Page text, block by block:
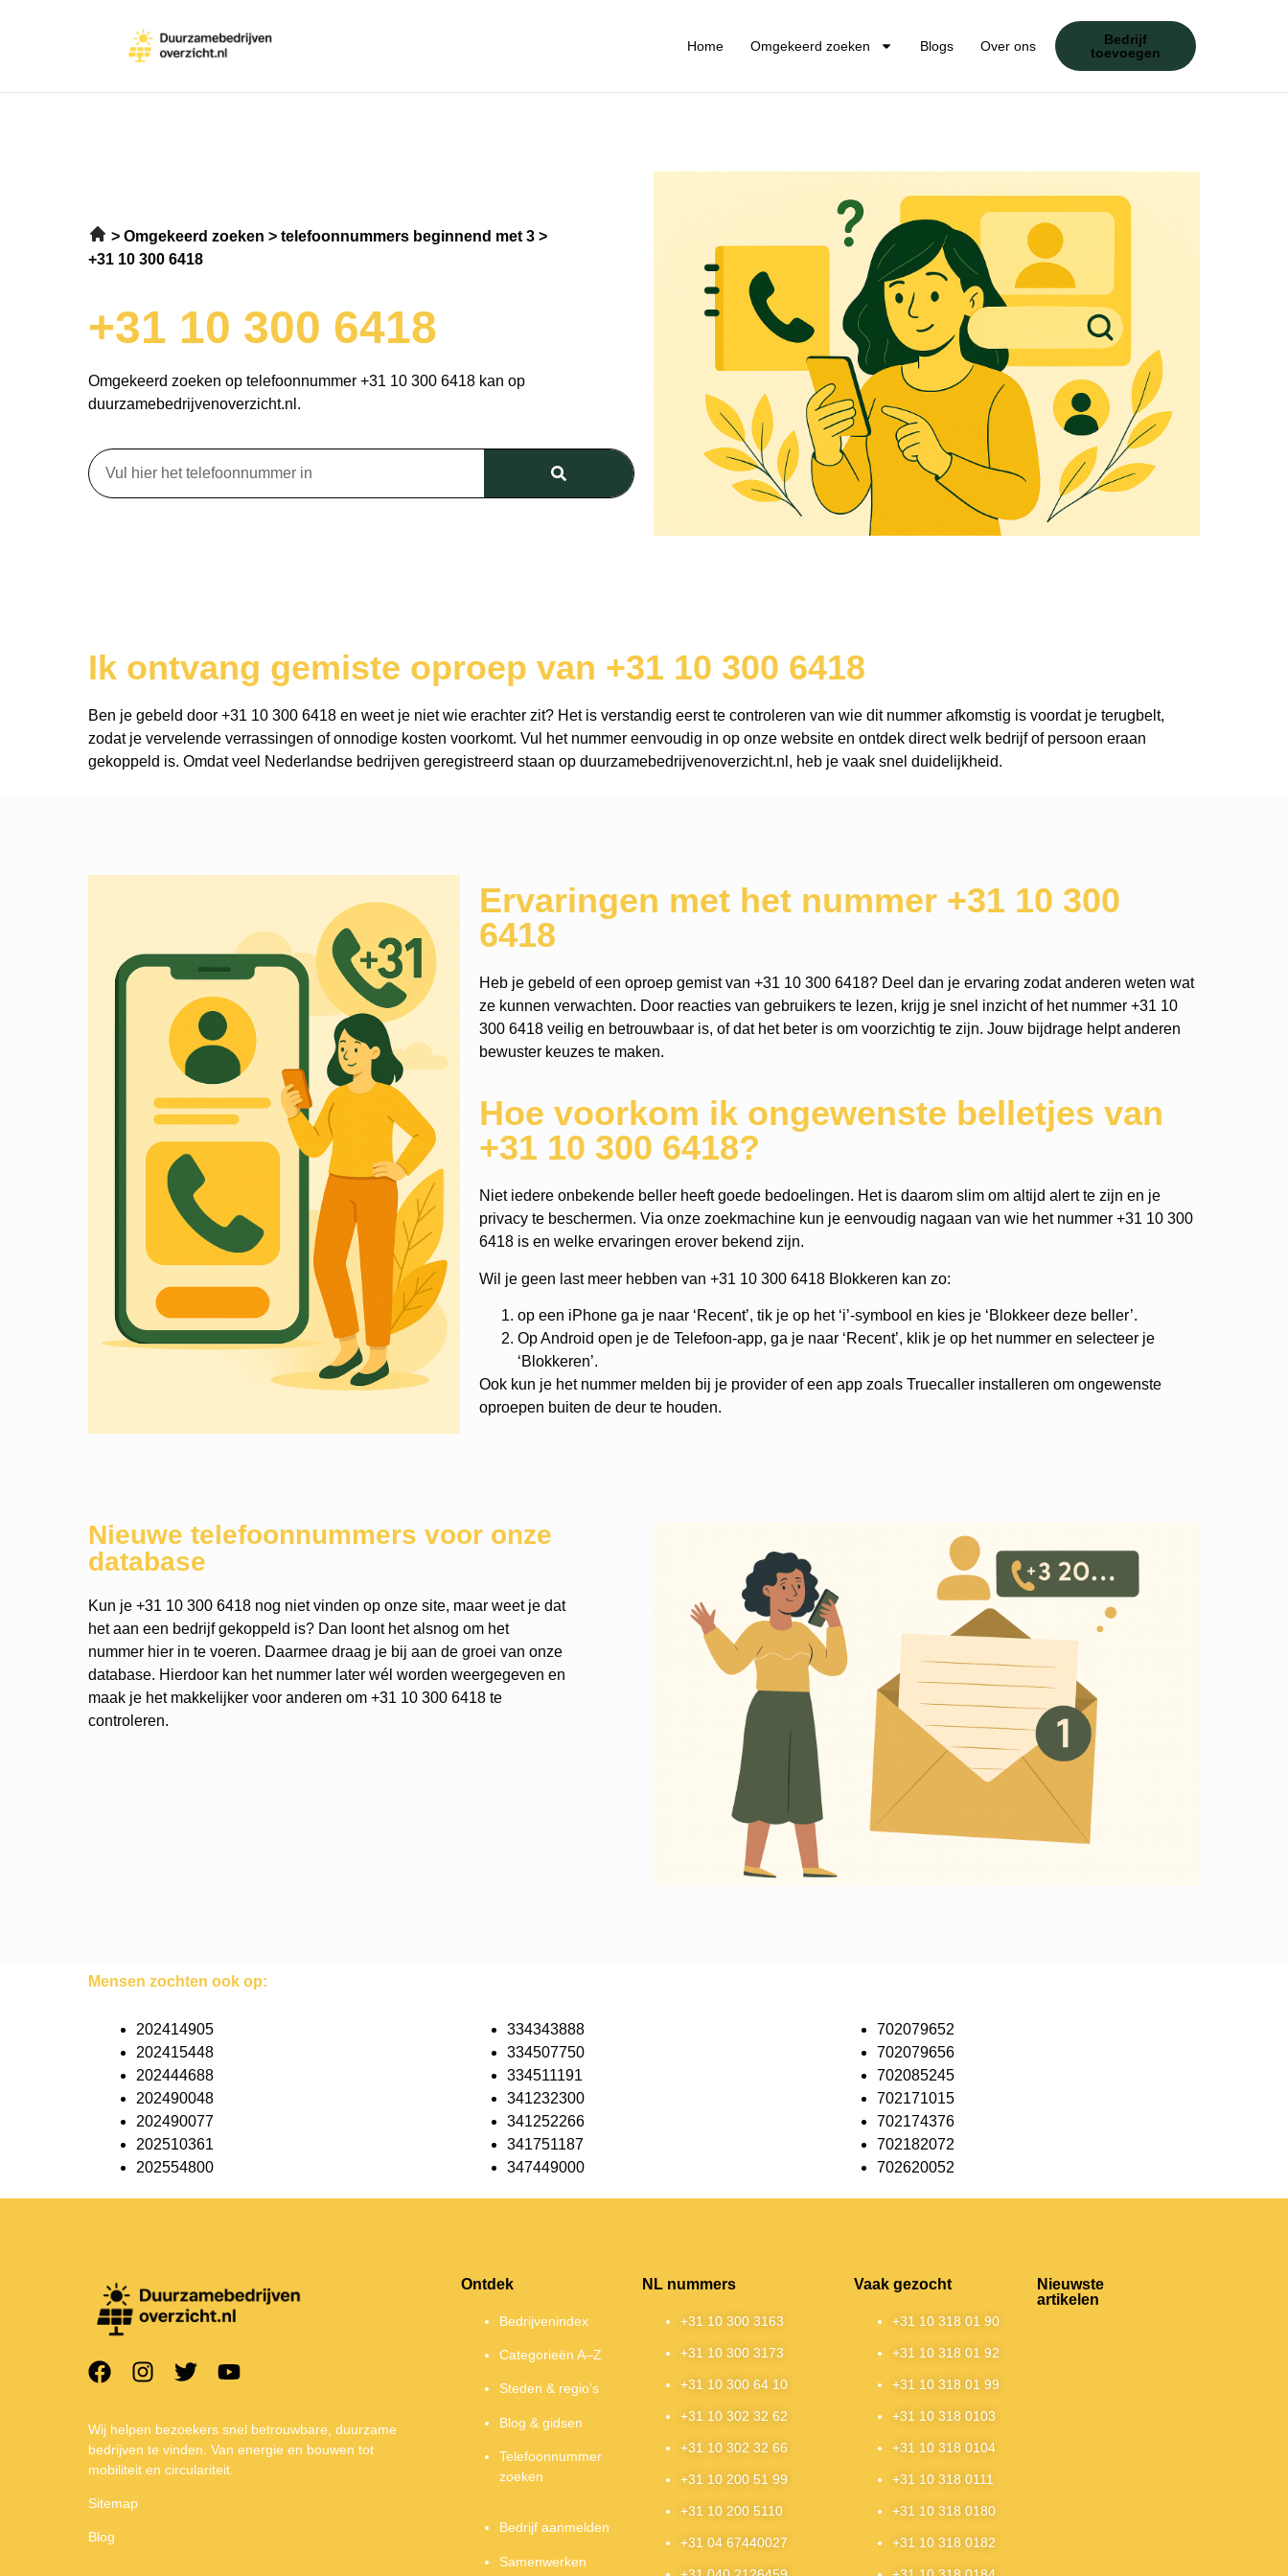
Home Omgekeerd zoeken Blogs Over ons
Bedrijf
toevoegen
Omgekeerd zoeken
telefoonnummers beginnend met 3
+31 10 300 6418
+31 10 300 6418
Omgekeerd zoeken op telefoonnummer +31 10 300 6418 kan op
duurzamebedrijvenoverzicht.nl.
Ik ontvang gemiste oproep van +31 10 300 6418
Ben je gebeld door +31 10 300 6418 en weet je niet wie erachter zit? Het is verstandig eerst te controleren van wie dit nummer afkomstig is voordat je terugbelt,
zodat je vervelende verrassingen of onnodige kosten voorkomt. Vul het nummer eenvoudig in op onze website en ontdek direct welk bedrijf of persoon eraan
gekoppeld is. Omdat veel Nederlandse bedrijven geregistreerd staan op duurzamebedrijvenoverzicht.nl, heb je vaak snel duidelijkheid.
Ervaringen met het nummer +31 10 300
6418
Heb je gebeld of een oproep gemist van +31 10 300 6418? Deel dan je ervaring zodat anderen weten wat
ze kunnen verwachten. Door reacties van gebruikers te lezen, krijg je snel inzicht of het nummer +31 10
300 6418 veilig en betrouwbaar is, of dat het beter is om voorzichtig te zijn. Jouw bijdrage helpt anderen
bewuster keuzes te maken.
Hoe voorkom ik ongewenste belletjes van
+31 10 300 6418?
Niet iedere onbekende beller heeft goede bedoelingen. Het is daarom slim om altijd alert te zijn en je
privacy te beschermen. Via onze zoekmachine kun je eenvoudig nagaan van wie het nummer +31 10 300
6418 is en welke ervaringen erover bekend zijn.
Wil je geen last meer hebben van +31 10 300 6418 Blokkeren kan zo:
op een iPhone ga je naar ‘Recent’, tik je op het ‘i’-symbool en kies je ‘Blokkeer deze beller’.
Op Android open je de Telefoon-app, ga je naar ‘Recent’, klik je op het nummer en selecteer je
‘Blokkeren’.
Ook kun je het nummer melden bij je provider of een app zoals Truecaller installeren om ongewenste
oproepen buiten de deur te houden.
Nieuwe telefoonnummers voor onze
database
Kun je +31 10 300 6418 nog niet vinden op onze site, maar weet je dat
het aan een bedrijf gekoppeld is? Dan loont het alsnog om het
nummer hier in te voeren. Daarmee draag je bij aan de groei van onze
database. Hierdoor kan het nummer later wél worden weergegeven en
maak je het makkelijker voor anderen om +31 10 300 6418 te
controleren.
Mensen zochten ook op:
202414905
202415448
202444688
202490048
202490077
202510361
202554800
334343888
334507750
334511191
341232300
341252266
341751187
347449000
702079652
702079656
702085245
702171015
702174376
702182072
702620052
Wij helpen bezoekers snel betrouwbare, duurzame
bedrijven te vinden. Van energie en bouwen tot
mobiliteit en circulariteit.
Sitemap
Blog
Ontdek
Bedrijvenindex
Categorieën A–Z
Steden & regio’s
Blog & gidsen
Telefoonnummer
zoeken
Bedrijf aanmelden
Samenwerken
NL nummers
+31 10 300 3163
+31 10 300 3173
+31 10 300 64 10
+31 10 302 32 62
+31 10 302 32 66
+31 10 200 51 99
+31 10 200 5110
+31 04 67440027
Vaak gezocht
+31 10 318 01 90
+31 10 318 01 92
+31 10 318 01 99
+31 10 318 0103
+31 10 318 0104
+31 10 318 0111
+31 10 318 0180
+31 10 318 0182
Nieuwste
artikelen